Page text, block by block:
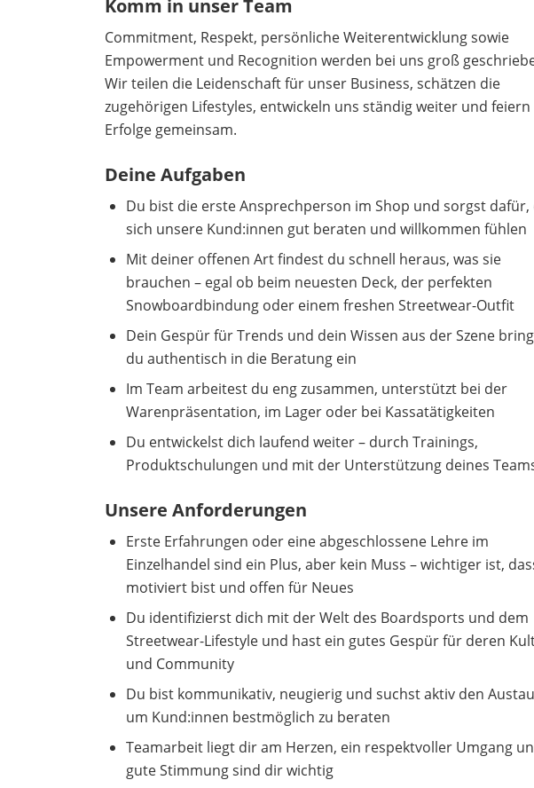
Komm in unser Team
Commitment, Respekt, persönliche Weiterentwicklung sowie
Empowerment und Recognition werden bei uns groß
Wir teilen die Leidenschaft für unser Business, schätzen die
zugehörigen Lifestyles, entwickeln uns ständig weiter und feiern
Erfolge gemeinsam.
Deine Aufgaben
Du bist die erste Ansprechperson im Shop und sorgst dafür,
sich unsere Kund:innen gut beraten und willkommen fühlen
Mit deiner offenen Art findest du schnell heraus, was sie
brauchen – egal ob beim neuesten Deck, der perfekten
Snowboardbindung oder einem freshen Streetwear-Outfit
Dein Gespür für Trends und dein Wissen aus der Szene
du authentisch in die Beratung ein
Im Team arbeitest du eng zusammen, unterstützt bei der
Warenpräsentation, im Lager oder bei Kassatätigkeiten
Du entwickelst dich laufend weiter – durch Trainings,
Produktschulungen und mit der Unterstützung deines
Unsere Anforderungen
Erste Erfahrungen oder eine abgeschlossene Lehre im
Einzelhandel sind ein Plus, aber kein Muss – wichtiger ist,
motiviert bist und offen für Neues
Du identifizierst dich mit der Welt des Boardsports und dem
Streetwear-Lifestyle und hast ein gutes Gespür für deren
und Community
Du bist kommunikativ, neugierig und suchst aktiv den
um Kund:innen bestmöglich zu beraten
Teamarbeit liegt dir am Herzen, ein respektvoller Umgang
gute Stimmung sind dir wichtig